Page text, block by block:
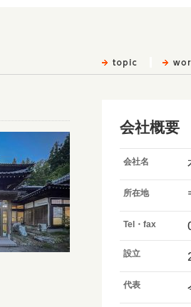
会社概要
会社名
所在地
Tel・fax
設立
代表